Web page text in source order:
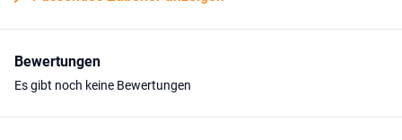
Bewertungen
Es gibt noch keine Bewertungen